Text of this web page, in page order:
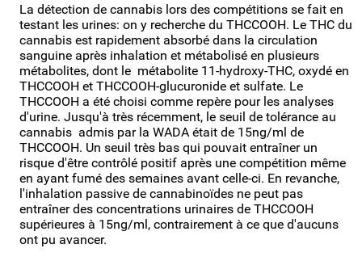
La détection de cannabis lors des compétitions se fait en
testant les urines: on y recherche du THCCOOH. Le THC du
cannabis est rapidement absorbé dans la circulation
sanguine après inhalation et métabolisé en plusieurs
métabolites, dont le métabolite 11-hydroxy-THC, oxydé en
THCCOOH et THCCOOH-glucuronide et sulfate. Le
THCCOOH a été choisi comme repère pour les analyses
d'urine. Jusqu'à très récemment, le seuil de tolérance au
cannabis admis par la WADA était de 15ng/ml de
THCCOOH. Un seuil très bas qui pouvait entraîner un
risque d'être contrôlé positif après une compétition même
en ayant fumé des semaines avant celle-ci. En revanche,
l'inhalation passive de cannabinoïdes ne peut pas
entraîner des concentrations urinaires de THCCOOH
supérieures à 15ng/ml, contrairement à ce que d'aucuns
ont pu avancer.